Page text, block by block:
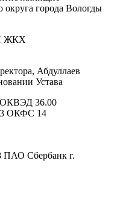
округа города Вологды
ЖКХ
Абдуллаев
Устава
36.00
ОКФС 14
ПАО Сбербанк г.